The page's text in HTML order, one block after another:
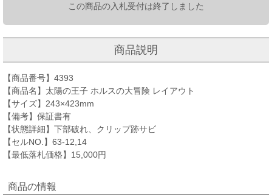
この商品の入札受付は終了しました
商品説明
【商品番号】4393
【商品名】太陽の王子 ホルスの大冒険 レイアウト
【サイズ】243×423mm
【備考】保証書有
【状態詳細】下部破れ、クリップ跡サビ
【セルNO.】63-12,14
【最低落札価格】15,000円
商品の情報